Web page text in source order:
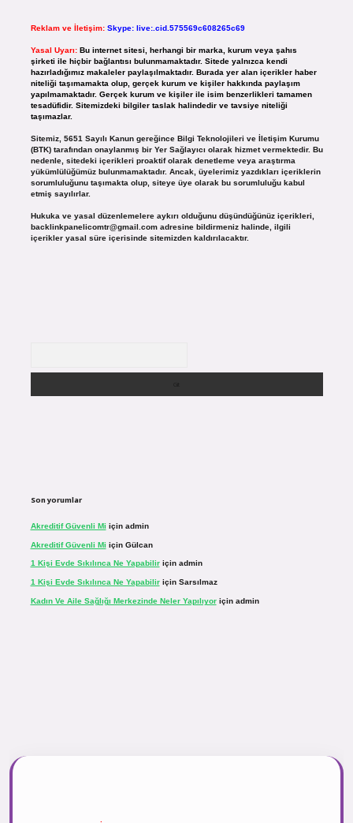
Reklam ve İletişim: Skype: live:.cid.575569c608265c69
Yasal Uyarı: Bu internet sitesi, herhangi bir marka, kurum veya şahıs
şirketi ile hiçbir bağlantısı bulunmamaktadır. Sitede yalnızca kendi
hazırladığımız makaleler paylaşılmaktadır. Burada yer alan içerikler haber
niteliği taşımamakta olup, gerçek kurum ve kişiler hakkında paylaşım
yapılmamaktadır. Gerçek kurum ve kişiler ile isim benzerlikleri tamamen
tesadüfidir. Sitemizdeki bilgiler taslak halindedir ve tavsiye niteliği
taşımazlar.
Sitemiz, 5651 Sayılı Kanun gereğince Bilgi Teknolojileri ve İletişim Kurumu
(BTK) tarafından onaylanmış bir Yer Sağlayıcı olarak hizmet vermektedir. Bu
nedenle, sitedeki içerikleri proaktif olarak denetleme veya araştırma
yükümlülüğümüz bulunmamaktadır. Ancak, üyelerimiz yazdıkları içeriklerin
sorumluluğunu taşımakta olup, siteye üye olarak bu sorumluluğu kabul
etmiş sayılırlar.
Hukuka ve yasal düzenlemelere aykırı olduğunu düşündüğünüz içerikleri,
backlinkpanelicomtr@gmail.comadresine bildirmeniz halinde, ilgili
içerikler yasal süre içerisinde sitemizden kaldırılacaktır.
Son yorumlar
Akreditif Güvenli Mi için admin
Akreditif Güvenli Mi için Gülcan
1 Kişi Evde Sıkılınca Ne Yapabiliriçin admin
1 Kişi Evde Sıkılınca Ne Yapabiliriçin Sarsılmaz
Kadın Ve Aile Sağlığı Merkezinde Neler Yapılıyoriçin admin